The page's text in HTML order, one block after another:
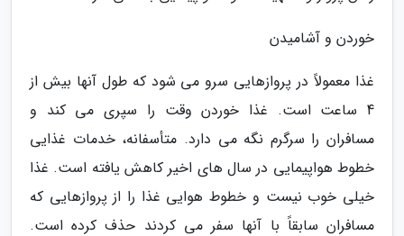
خوردن و آشامیدن
غذا معمولاً در پروازهایی سرو می شود که طول آنها بیش از
4 ساعت است. غذا خوردن وقت را سپری می کند و
مسافران را سرگرم نگه می دارد. متأسفانه، خدمات غذایی
خطوط هواپیمایی در سال های اخیر کاهش یافته است. غذا
خیلی خوب نیست و خطوط هوایی غذا را از پروازهایی که
مسافران سابقاً با آنها سفر می کردند حذف کرده است.